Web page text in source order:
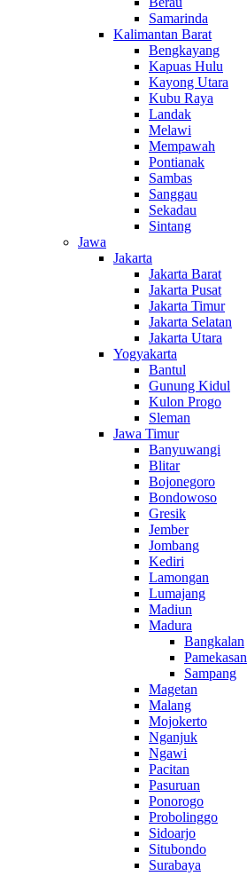
Samarinda
Kalimantan Barat
Bengkayang
Kapuas Hulu
Kayong Utara
Kubu Raya
Landak
Melawi
Mempawah
Pontianak
Sambas
Sanggau
Sekadau
Sintang
Jawa
Jakarta
Jakarta Barat
Jakarta Pusat
Jakarta Timur
Jakarta Selatan
Jakarta Utara
Yogyakarta
Bantul
Gunung Kidul
Kulon Progo
Sleman
Jawa Timur
Banyuwangi
Blitar
Bojonegoro
Bondowoso
Gresik
Jember
Jombang
Kediri
Lamongan
Lumajang
Madiun
Madura
Bangkalan
Pamekasan
Sampang
Magetan
Malang
Mojokerto
Nganjuk
Ngawi
Pacitan
Pasuruan
Ponorogo
Probolinggo
Sidoarjo
Situbondo
Surabaya